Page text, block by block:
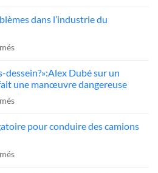
:
chauffeur
la
FCCRQ
presse
d’agir
CTV dans l’industrie du
sur
des
gros
problèmes
l’industrie
transport»
dessein?»:Alex Dubé sur un
une manœuvre dangereuse
sur
qui
sans-
pour conduire des camions
sur